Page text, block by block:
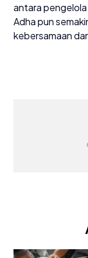
antara
Adha pun
kebersamaan